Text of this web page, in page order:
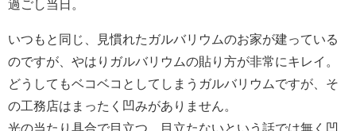
過ごし当日。
いつもと同じ、見慣れたガルバリウムのお家が建っている
のですが、やはりガルバリウムの貼り方が非常にキレイ。
どうしてもベコベコとしてしまうガルバリウムですが、そ
の工務店はまったく凹みがありません。
光の当たり具合で目立つ、目立たないという話では無く凹